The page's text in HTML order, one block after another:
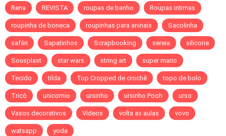
Rena REVISTA roupas de banho Roupas intimas
roupinha de boneca roupinhas para aninais Sacolinha
safári Sapatinhos Scrapbooking sereia silicone
Sousplast star wars string art super mario
Tecido tilda Top Cropped de crochê topo de bolo
Tricô unicornio ursinho ursinho Pooh urso
Vasos decorativos Vídeos volta as aulas vovo
watsapp yoda